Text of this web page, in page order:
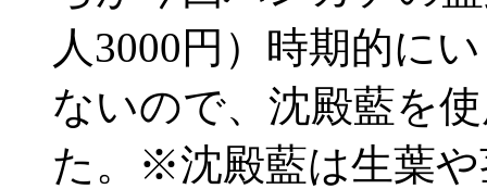
人3000円）時期的に
ないので、沈殿藍を
た。※沈殿藍は生葉